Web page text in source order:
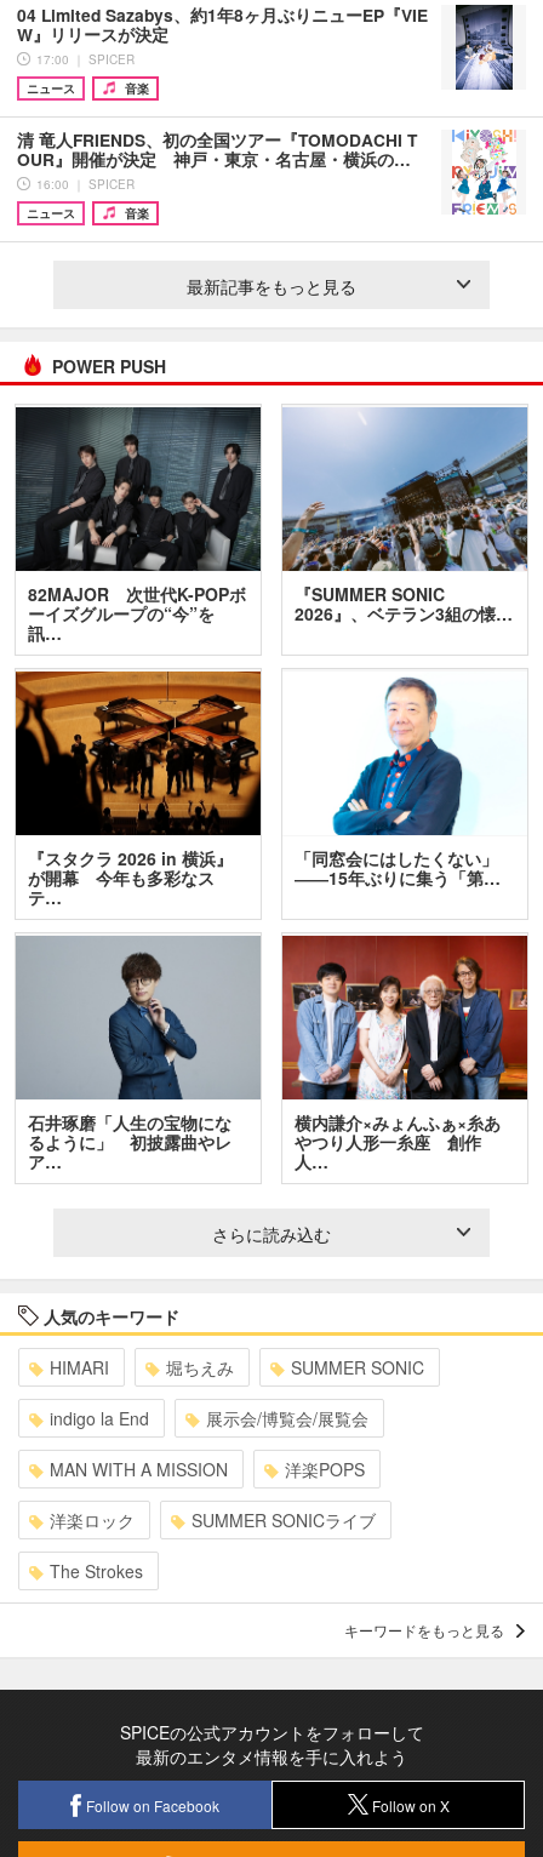
04 Limited Sazabys、約1年8ヶ月ぶりニューEP『VIE
W』リリースが決定
17:00 ｜ SPICER
ニュース
音楽
清 竜人FRIENDS、初の全国ツアー『TOMODACHI T
OUR』開催が決定 神戸・東京・名古屋・横浜の…
16:00 ｜ SPICER
ニュース
音楽
最新記事をもっと見る
POWER PUSH
82MAJOR 次世代K-POPボ
ーイズグループの“今”を
訊…
『SUMMER SONIC
2026』、ベテラン3組の懐…
『スタクラ 2026 in 横浜』
が開幕 今年も多彩なス
テ…
「同窓会にはしたくない」
――15年ぶりに集う「第…
石井琢磨「人生の宝物にな
るように」 初披露曲やレ
ア…
横内謙介×みょんふぁ×糸あ
やつり人形一糸座 創作
人…
さらに読み込む
人気のキーワード
HIMARI 堀ちえみ SUMMER SONIC
indigo la End 展示会/博覧会/展覧会
MAN WITH A MISSION 洋楽POPS
洋楽ロック SUMMER SONICライブ
The Strokes
キーワードをもっと見る
SPICEの公式アカウントをフォローして
最新のエンタメ情報を手に入れよう
Follow on Facebook Follow on X